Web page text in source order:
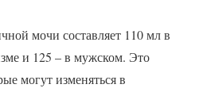
мочи составляет 110 мл в
и 125 – в мужском. Это
могут изменяться в